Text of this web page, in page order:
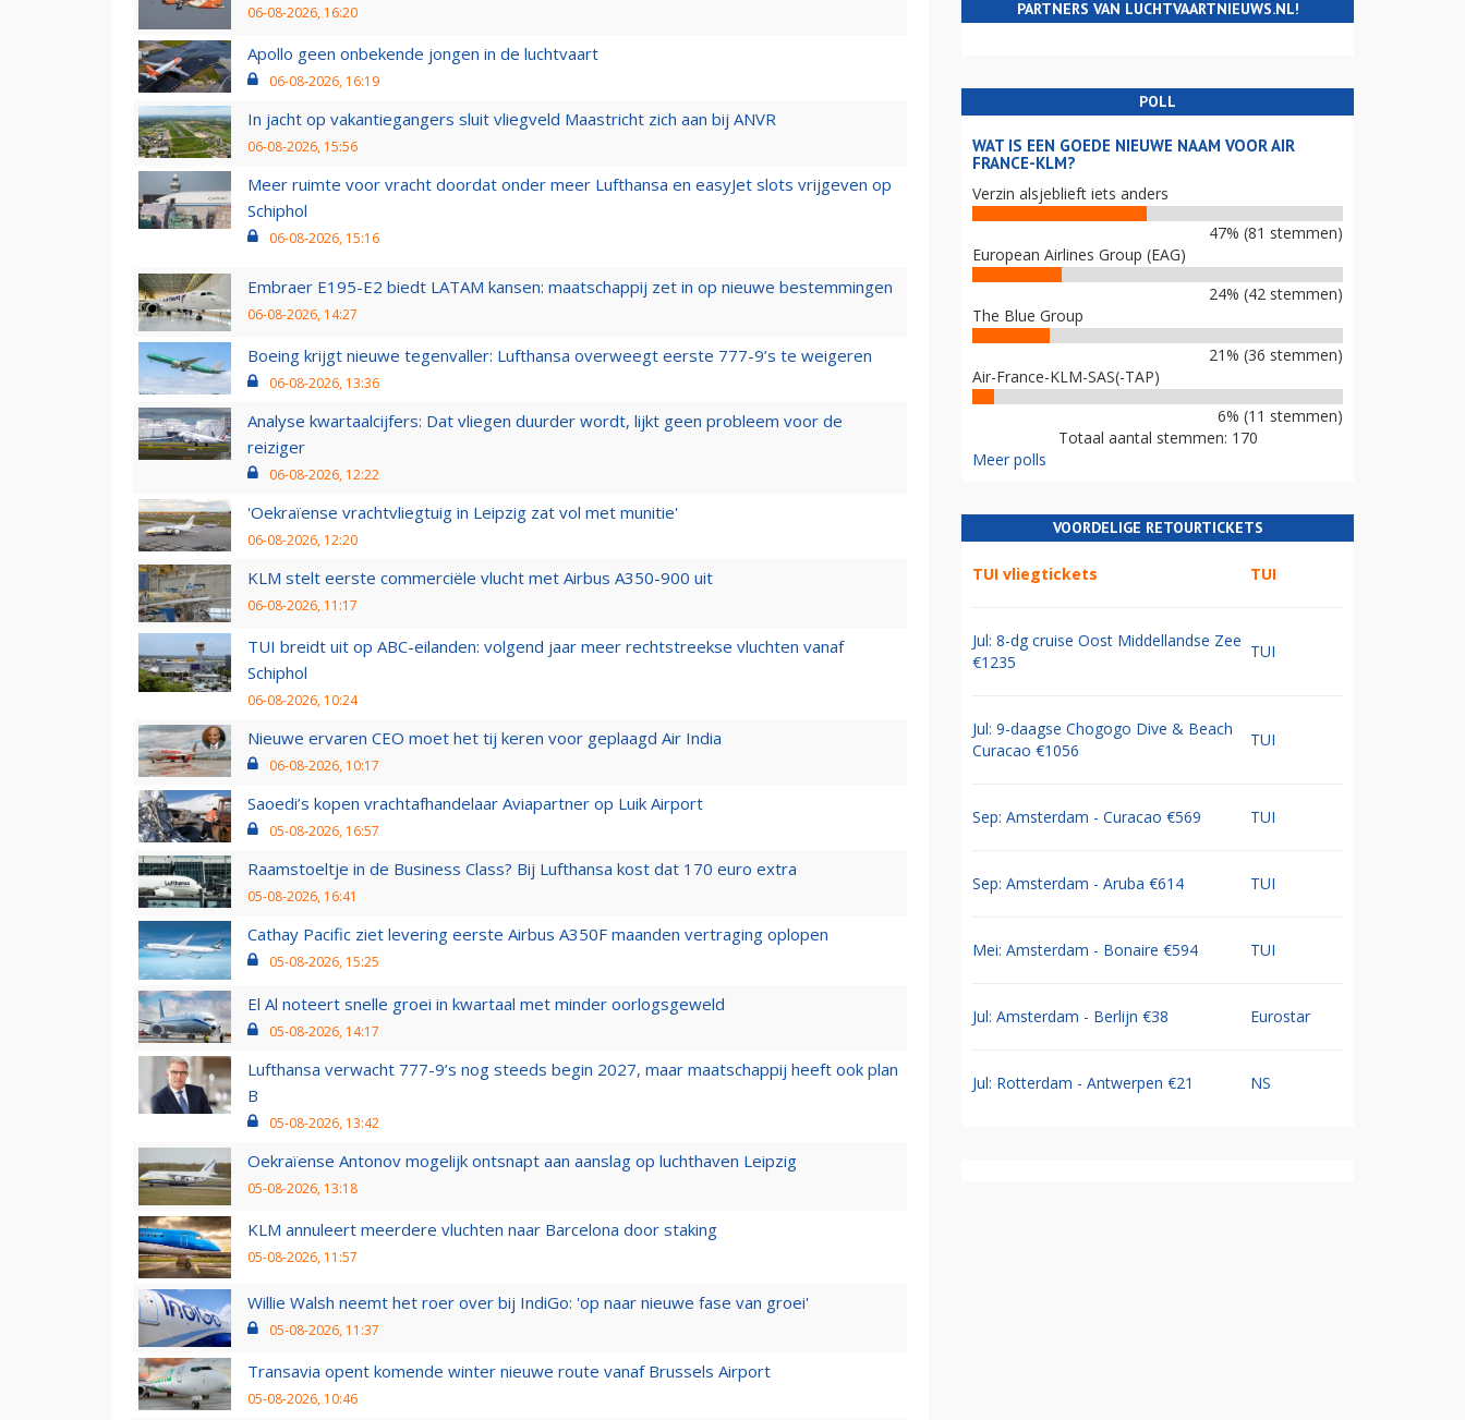
06-08-2026, 16:20
Apollo geen onbekende jongen in de luchtvaart
06-08-2026, 16:19
In jacht op vakantiegangers sluit vliegveld Maastricht zich aan bij ANVR
06-08-2026, 15:56
Meer ruimte voor vracht doordat onder meer Lufthansa en easyJet slots vrijgeven op
Schiphol
06-08-2026, 15:16
Embraer E195-E2 biedt LATAM kansen: maatschappij zet in op nieuwe bestemmingen
06-08-2026, 14:27
Boeing krijgt nieuwe tegenvaller: Lufthansa overweegt eerste 777-9’s te weigeren
06-08-2026, 13:36
Analyse kwartaalcijfers: Dat vliegen duurder wordt, lijkt geen probleem voor de
reiziger
06-08-2026, 12:22
'Oekraïense vrachtvliegtuig in Leipzig zat vol met munitie'
06-08-2026, 12:20
KLM stelt eerste commerciële vlucht met Airbus A350-900 uit
06-08-2026, 11:17
TUI breidt uit op ABC-eilanden: volgend jaar meer rechtstreekse vluchten vanaf
Schiphol
06-08-2026, 10:24
Nieuwe ervaren CEO moet het tij keren voor geplaagd Air India
06-08-2026, 10:17
Saoedi’s kopen vrachtafhandelaar Aviapartner op Luik Airport
05-08-2026, 16:57
Raamstoeltje in de Business Class? Bij Lufthansa kost dat 170 euro extra
05-08-2026, 16:41
Cathay Pacific ziet levering eerste Airbus A350F maanden vertraging oplopen
05-08-2026, 15:25
El Al noteert snelle groei in kwartaal met minder oorlogsgeweld
05-08-2026, 14:17
Lufthansa verwacht 777-9’s nog steeds begin 2027, maar maatschappij heeft ook plan
B
05-08-2026, 13:42
Oekraïense Antonov mogelijk ontsnapt aan aanslag op luchthaven Leipzig
05-08-2026, 13:18
KLM annuleert meerdere vluchten naar Barcelona door staking
05-08-2026, 11:57
Willie Walsh neemt het roer over bij IndiGo: 'op naar nieuwe fase van groei'
05-08-2026, 11:37
Transavia opent komende winter nieuwe route vanaf Brussels Airport
05-08-2026, 10:46
PARTNERS VAN LUCHTVAARTNIEUWS.NL!
POLL
WAT IS EEN GOEDE NIEUWE NAAM VOOR AIR
FRANCE-KLM?
Verzin alsjeblieft iets anders
47% (81 stemmen)
European Airlines Group (EAG)
24% (42 stemmen)
The Blue Group
21% (36 stemmen)
Air-France-KLM-SAS(-TAP)
6% (11 stemmen)
Totaal aantal stemmen: 170
Meer polls
VOORDELIGE RETOURTICKETS
TUI vliegtickets TUI
Jul: 8-dg cruise Oost Middellandse Zee
€1235
TUI
Jul: 9-daagse Chogogo Dive & Beach
Curacao €1056
TUI
Sep: Amsterdam - Curacao €569 TUI
Sep: Amsterdam - Aruba €614 TUI
Mei: Amsterdam - Bonaire €594 TUI
Jul: Amsterdam - Berlijn €38 Eurostar
Jul: Rotterdam - Antwerpen €21 NS